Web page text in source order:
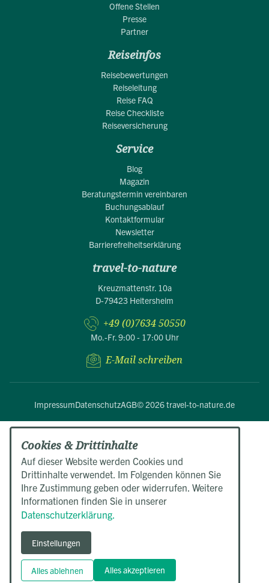
Offene Stellen
Presse
Partner
Reiseinfos
Reisebewertungen
Reiseleitung
Reise FAQ
Reise Checkliste
Reiseversicherung
Service
Blog
Magazin
Beratungstermin vereinbaren
Buchungsablauf
Kontaktformular
Newsletter
Barrierefreiheitserklärung
travel-to-nature
Kreuzmattenstr. 10a
D-79423 Heitersheim
+49 (0)7634 50550
Mo.-Fr. 9:00 - 17:00 Uhr
E-Mail schreiben
ImpressumDatenschutzAGB© 2026 travel-to-nature.de
Cookies & Drittinhalte
Auf dieser Website werden Cookies und
Drittinhalte verwendet. Im Folgenden können Sie
Ihre Zustimmung geben oder widerrufen. Weitere
Informationen finden Sie in unserer
Datenschutzerklärung.
Einstellungen
Alles ablehnen Alles akzeptieren